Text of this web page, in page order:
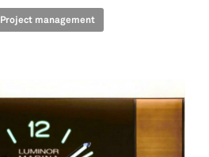
Project management